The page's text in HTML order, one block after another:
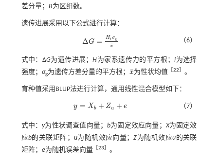
差分量； B为区组数。
遗传进展采用以下公式进行计算：
ΔG = Hiσg
x
¯
ΔG=Hiσ gx¯ （6）
式中：ΔG为遗传进展；H为家系遗传力的平方根；i为选择
强度； σg为遗传方差分量的平方根； x
¯
x¯为性状均值 ［22］ 。
育种值采用BLUP法进行计算，通用线性混合模型如下：
y = Xb + Zu + e
y= Xb +Zu +e （7）
式中：y为性状调查值向量；b为固定效应向量；X为固定效
应b的关联矩阵； u为随机效应向量；Z为随机效应u 的关联
矩阵； e为随机误差向量［23］ 。